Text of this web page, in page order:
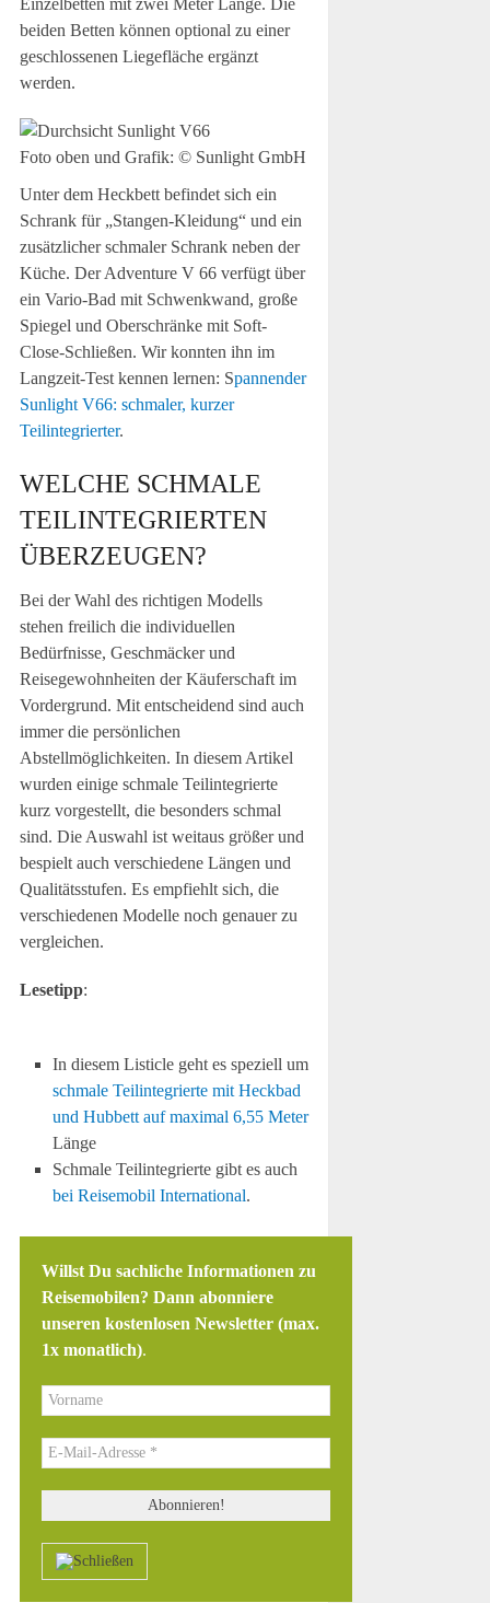
Einzelbetten mit zwei Meter Länge. Die
beiden Betten können optional zu einer
geschlossenen Liegefläche ergänzt
werden.
Foto oben und Grafik: © Sunlight GmbH
Unter dem Heckbett befindet sich ein
Schrank für „Stangen-Kleidung“ und ein
zusätzlicher schmaler Schrank neben der
Küche. Der Adventure V 66 verfügt über
ein Vario-Bad mit Schwenkwand, große
Spiegel und Oberschränke mit Soft-
Close-Schließen. Wir konnten ihn im
Langzeit-Test kennen lernen: Spannender
Sunlight V66: schmaler, kurzer
Teilintegrierter.
WELCHE SCHMALE
TEILINTEGRIERTEN
ÜBERZEUGEN?
Bei der Wahl des richtigen Modells
stehen freilich die individuellen
Bedürfnisse, Geschmäcker und
Reisegewohnheiten der Käuferschaft im
Vordergrund. Mit entscheidend sind auch
immer die persönlichen
Abstellmöglichkeiten. In diesem Artikel
wurden einige schmale Teilintegrierte
kurz vorgestellt, die besonders schmal
sind. Die Auswahl ist weitaus größer und
bespielt auch verschiedene Längen und
Qualitätsstufen. Es empfiehlt sich, die
verschiedenen Modelle noch genauer zu
vergleichen.
Lesetipp:
In diesem Listicle geht es speziell um
schmale Teilintegrierte mit Heckbad
und Hubbett auf maximal 6,55 Meter
Länge
Schmale Teilintegrierte gibt es auch
bei Reisemobil International.
Willst Du sachliche Informationen zu
Reisemobilen? Dann abonniere
unseren kostenlosen Newsletter (max.
1x monatlich).